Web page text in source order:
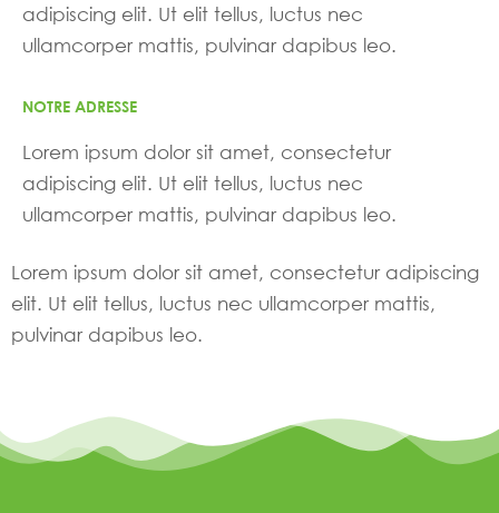
adipiscing elit. Ut elit tellus, luctus nec
ullamcorper mattis, pulvinar dapibus leo.
NOTRE ADRESSE
Lorem ipsum dolor sit amet, consectetur
adipiscing elit. Ut elit tellus, luctus nec
ullamcorper mattis, pulvinar dapibus leo.
Lorem ipsum dolor sit amet, consectetur adipiscing
elit. Ut elit tellus, luctus nec ullamcorper mattis,
pulvinar dapibus leo.